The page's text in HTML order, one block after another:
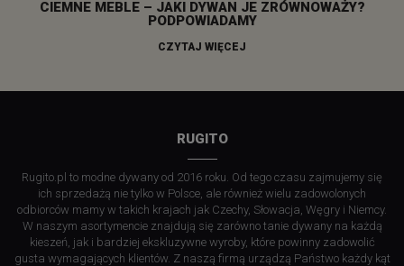
CIEMNE MEBLE – JAKI DYWAN JE ZRÓWNOWAŻY?
PODPOWIADAMY
CZYTAJ WIĘCEJ
RUGITO
Rugito.pl to modne dywany od 2016 roku. Od tego czasu zajmujemy się
ich sprzedażą nie tylko w Polsce, ale również wielu zadowolonych
odbiorców mamy w takich krajach jak Czechy, Słowacja, Węgry i Niemcy.
W naszym asortymencie znajdują się zarówno tanie dywany na każdą
kieszeń, jak i bardziej ekskluzywne wyroby, które powinny zadowolić
gusta wymagających klientów. Z naszą firmą urządzą Państwo każdy kąt